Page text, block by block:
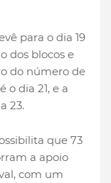
para o dia 19
dos blocos e
do número de
o dia 21, e a
23.
que 73
a apoio
com um